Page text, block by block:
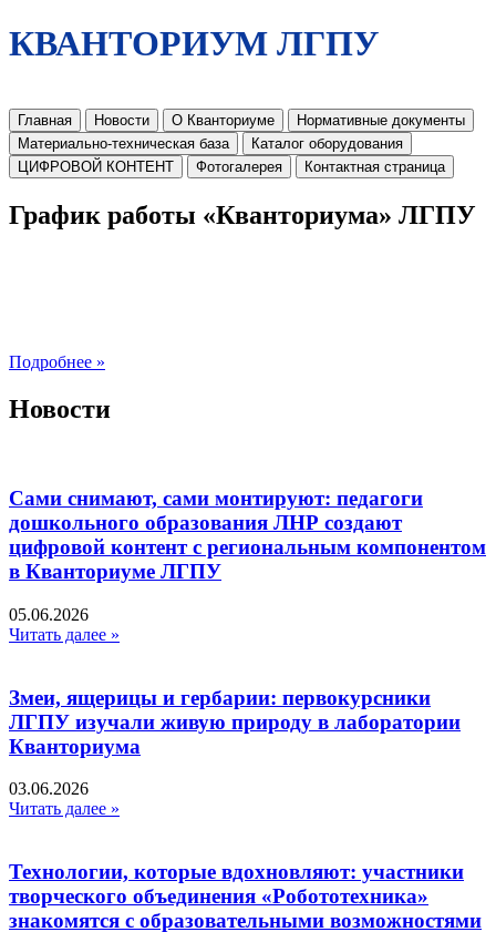
КВАНТОРИУМ ЛГПУ
Главная Новости О Кванториуме
Нормативные документы
Материально-техническая база
Каталог оборудования
ЦИФРОВОЙ КОНТЕНТ
Фотогалерея Контактная страница
График работы «Кванториума» ЛГПУ
Подробнее »
Новости
Сами снимают, сами монтируют: педагоги
дошкольного образования ЛНР создают
цифровой контент с региональным компонентом
в Кванториуме ЛГПУ​
05.06.2026
Читать далее »
Змеи, ящерицы и гербарии: первокурсники
ЛГПУ изучали живую природу в лаборатории
Кванториума
03.06.2026
Читать далее »
Технологии, которые вдохновляют: участники
творческого объединения «Робототехника»
знакомятся с образовательными возможностями